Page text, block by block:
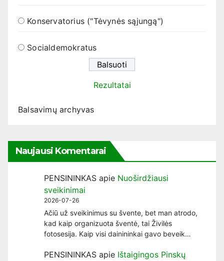
Konservatorius ("Tėvynės sąjungą")
Socialdemokratus
Rezultatai
Balsavimų archyvas
Naujausi Komentarai
PENSININKAS apie Nuoširdžiausi
sveikinimai
2026-07-26
Ačiū už sveikinimus su švente, bet man atrodo,
kad kaip organizuota šventė, tai Živilės
fotosesija. Kaip visi dainininkai gavo beveik…
PENSININKAS apie Ištaigingos Pinskų